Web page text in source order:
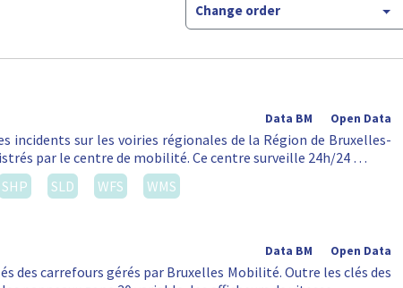
Change order
Open Data
Data BM
incidents sur les voiries régionales de la Région de Bruxelles-
par le centre de mobilité. Ce centre surveille 24h/24 …
SHP SLD WFS WMS
Open Data
Data BM
des carrefours gérés par Bruxelles Mobilité. Outre les clés des